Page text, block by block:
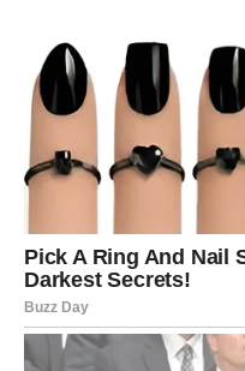
Ali univerzum sada
oduzeto.
Sve ono ružno što vas
svakodnevice. Tuga
odlazi. A na njegovo
konačno nagrađuje za